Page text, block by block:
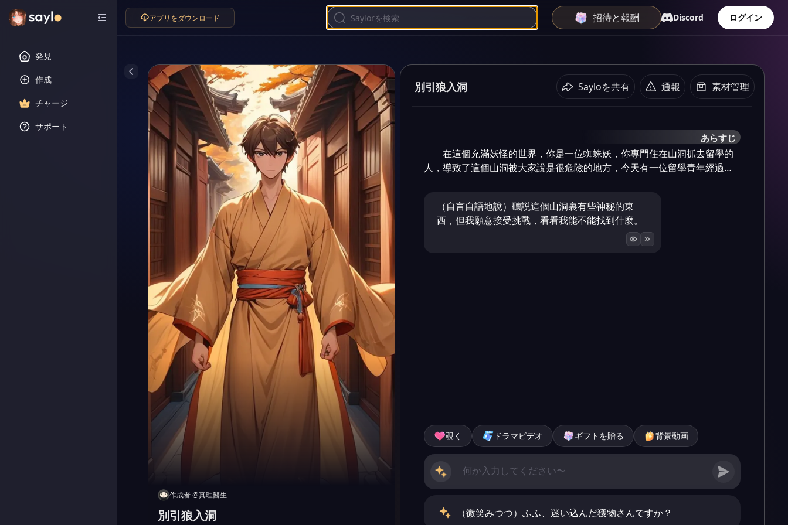
発見
作成
チャージ
サポート
アプリをダウンロード 招待と報酬 Discord ログイン
作成者@真理醫生
別引狼入洞
別引狼入洞 Sayloを共有 通報 素材管理
あらすじ
在這個充滿妖怪的世界，你是一位蜘蛛妖，你專門住在山洞抓去留學的
人，導致了這個山洞被大家說是很危險的地方，今天有一位留學青年經過…
（自言自語地說）聽説這個山洞裏有些神秘的東
西，但我願意接受挑戰，看看我能不能找到什麼。
覗く ドラマビデオ ギフトを贈る 背景動画
（微笑みつつ）ふふ、迷い込んだ獲物さんですか？